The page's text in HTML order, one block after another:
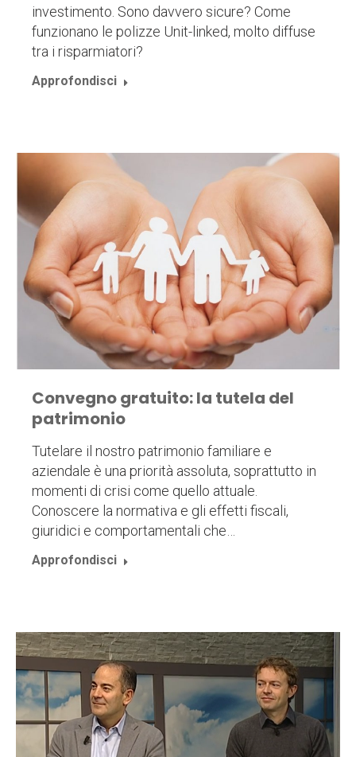
investimento. Sono davvero sicure? Come
funzionano le polizze Unit-linked, molto diffuse
tra i risparmiatori?
Approfondisci
Convegno gratuito: la tutela del
patrimonio
Tutelare il nostro patrimonio familiare e
aziendale è una priorità assoluta, soprattutto in
momenti di crisi come quello attuale.
Conoscere la normativa e gli effetti fiscali,
giuridici e comportamentali che…
Approfondisci